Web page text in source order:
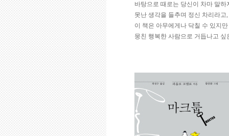
바탕으로 때로는 당신이 차마 말
못난 생각을 들추며 정신 차리라
이 책은 아무에게나 닥칠 수 있지
뭉친 행복한 사람으로 거듭나고